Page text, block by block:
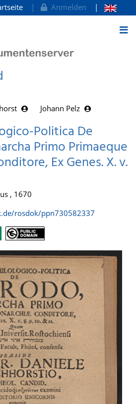
Anmelden
Johann Pelz
Politica De
Primo Primaeque
Ex Genes. X. v.
, 1670
rosdok/ppn730582337